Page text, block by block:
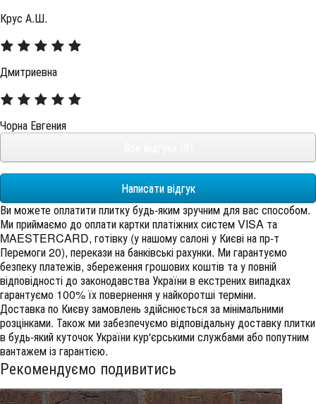
Крус А.Ш.
Дмитриевна
Чорна Евгения
Написати відгук
Ви можете оплатити плитку будь-яким зручним для вас способом.
Ми приймаємо до оплати картки платіжних систем VISA та
MAESTERCARD, готівку (у нашому салоні у Києві на пр-т
Перемоги 20), перекази на банківські рахунки. Ми гарантуємо
безпеку платежів, збереження грошових коштів та у повній
відповідності до законодавства України в екстрених випадках
гарантуємо 100% їх повернення у найкоротші терміни.
Доставка по Києву замовлень здійснюється за мінімальними
розцінками. Також ми забезпечуємо відповідальну доставку плитки
в будь-який куточок України кур'єрськими службами або попутним
вантажем із гарантією.
Рекомендуємо подивитись